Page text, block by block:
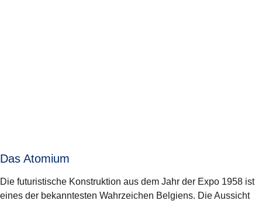
Das Atomium
Die futuristische Konstruktion aus dem Jahr der Expo 1958 ist
eines der bekanntesten Wahrzeichen Belgiens. Die Aussicht